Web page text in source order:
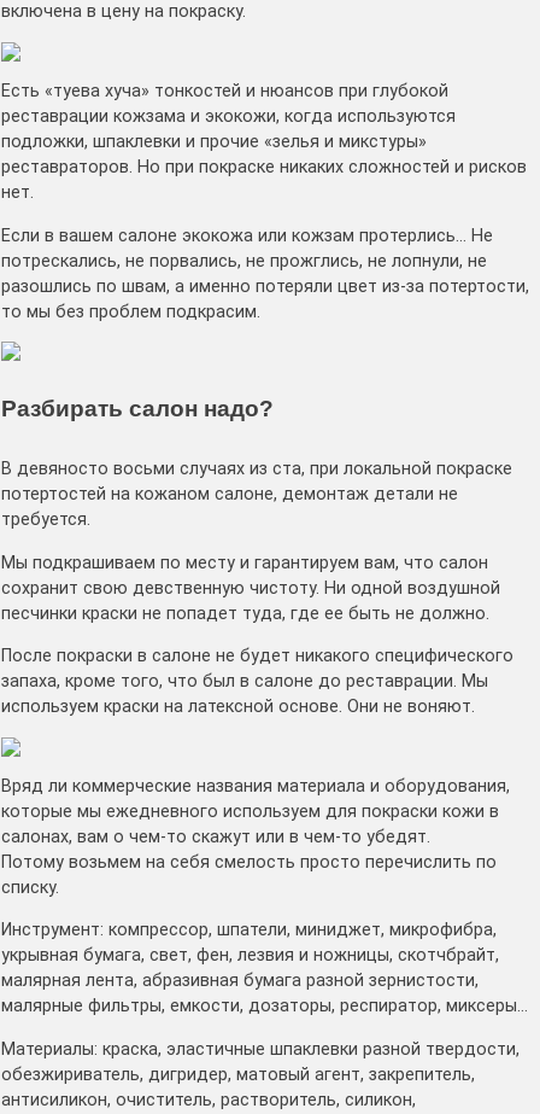
включена в цену на покраску.
Есть «туева хуча» тонкостей и нюансов при глубокой
реставрации кожзама и экокожи, когда используются
подложки, шпаклевки и прочие «зелья и микстуры»
реставраторов. Но при покраске никаких сложностей и рисков
нет.
Если в вашем салоне экокожа или кожзам протерлись… Не
потрескались, не порвались, не прожглись, не лопнули, не
разошлись по швам, а именно потеряли цвет из-за потертости,
то мы без проблем подкрасим.
Разбирать салон надо?
В девяносто восьми случаях из ста, при локальной покраске
потертостей на кожаном салоне, демонтаж детали не
требуется.
Мы подкрашиваем по месту и гарантируем вам, что салон
сохранит свою девственную чистоту. Ни одной воздушной
песчинки краски не попадет туда, где ее быть не должно.
После покраски в салоне не будет никакого специфического
запаха, кроме того, что был в салоне до реставрации. Мы
используем краски на латексной основе. Они не воняют.
Вряд ли коммерческие названия материала и оборудования,
которые мы ежедневного используем для покраски кожи в
салонах, вам о чем-то скажут или в чем-то убедят.
Потому возьмем на себя смелость просто перечислить по
списку.
Инструмент: компрессор, шпатели, миниджет, микрофибра,
укрывная бумага, свет, фен, лезвия и ножницы, скотчбрайт,
малярная лента, абразивная бумага разной зернистости,
малярные фильтры, емкости, дозаторы, респиратор, миксеры…
Материалы: краска, эластичные шпаклевки разной твердости,
обезжириватель, дигридер, матовый агент, закрепитель,
антисиликон, очиститель, растворитель, силикон,